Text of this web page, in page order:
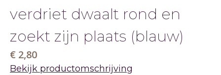
verdriet dwaalt rond en
zoekt zijn plaats (blauw)
€ 2,80
Bekijk productomschrijving